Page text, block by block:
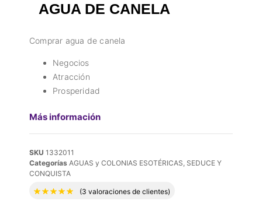
AGUA DE CANELA
Comprar agua de canela
Negocios
Atracción
Prosperidad
Más información
SKU 1332011
Categorías AGUAS y COLONIAS ESOTÉRICAS, SEDUCE Y
CONQUISTA
Valorado con5.00de 5 en base a
(3 valoraciones de clientes)